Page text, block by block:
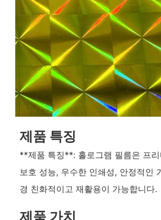
제품 특징
**제품 특징**: 홀로그램 필름은 프
보호 성능, 우수한 인쇄성, 안정적인
경 친화적이고 재활용이 가능합니다.
제품 가치